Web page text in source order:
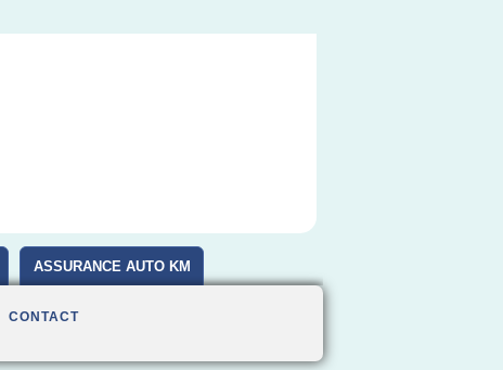
ASSURANCE AUTO KM
CONTACT